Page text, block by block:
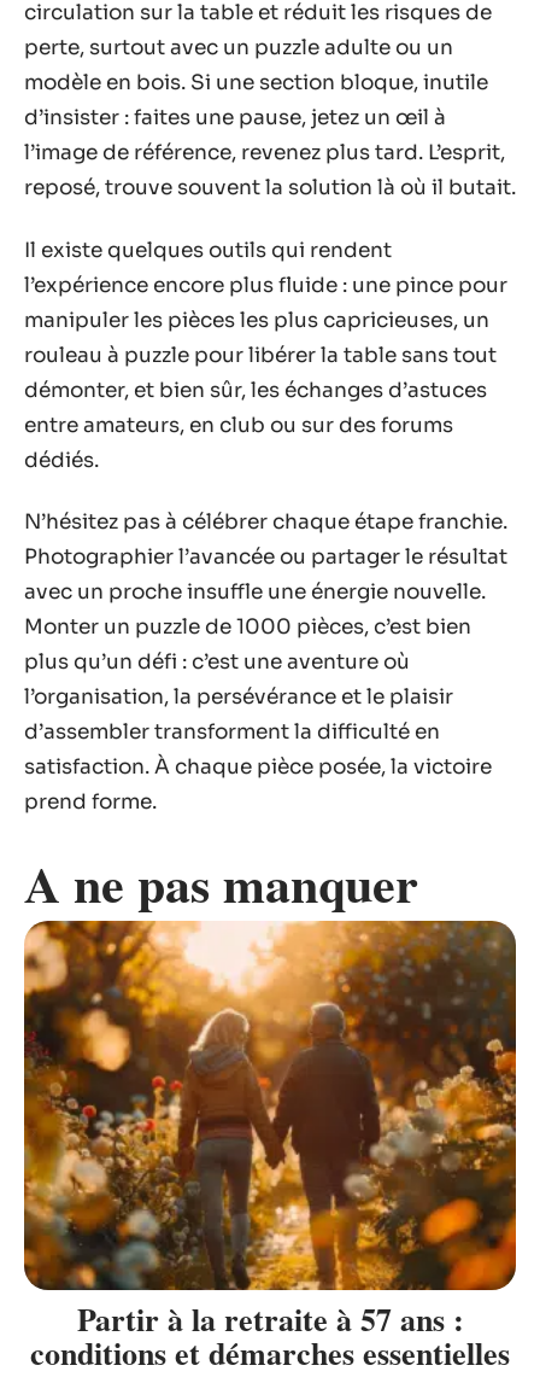
circulation sur la table et réduit les risques de
perte, surtout avec un puzzle adulte ou un
modèle en bois. Si une section bloque, inutile
d’insister : faites une pause, jetez un œil à
l’image de référence, revenez plus tard. L’esprit,
reposé, trouve souvent la solution là où il butait.
Il existe quelques outils qui rendent
l’expérience encore plus fluide : une pince pour
manipuler les pièces les plus capricieuses, un
rouleau à puzzle pour libérer la table sans tout
démonter, et bien sûr, les échanges d’astuces
entre amateurs, en club ou sur des forums
dédiés.
N’hésitez pas à célébrer chaque étape franchie.
Photographier l’avancée ou partager le résultat
avec un proche insuffle une énergie nouvelle.
Monter un puzzle de 1000 pièces, c’est bien
plus qu’un défi : c’est une aventure où
l’organisation, la persévérance et le plaisir
d’assembler transforment la difficulté en
satisfaction. À chaque pièce posée, la victoire
prend forme.
A ne pas manquer
Partir à la retraite à 57 ans :
conditions et démarches essentielles